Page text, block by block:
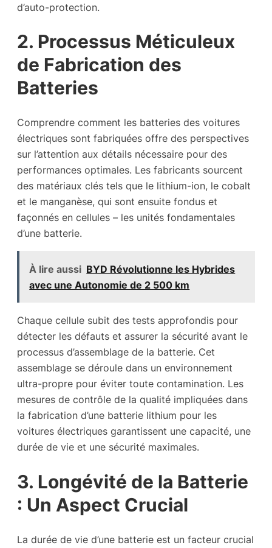
d’auto-protection.
2. Processus Méticuleux
de Fabrication des
Batteries
Comprendre comment les batteries des voitures
électriques sont fabriquées offre des perspectives
sur l’attention aux détails nécessaire pour des
performances optimales. Les fabricants sourcent
des matériaux clés tels que le lithium-ion, le cobalt
et le manganèse, qui sont ensuite fondus et
façonnés en cellules – les unités fondamentales
d’une batterie.
À lire aussi BYD Révolutionne les Hybrides
avec une Autonomie de 2 500 km
Chaque cellule subit des tests approfondis pour
détecter les défauts et assurer la sécurité avant le
processus d’assemblage de la batterie. Cet
assemblage se déroule dans un environnement
ultra-propre pour éviter toute contamination. Les
mesures de contrôle de la qualité impliquées dans
la fabrication d’une batterie lithium pour les
voitures électriques garantissent une capacité, une
durée de vie et une sécurité maximales.
3. Longévité de la Batterie
: Un Aspect Crucial
La durée de vie d’une batterie est un facteur crucial